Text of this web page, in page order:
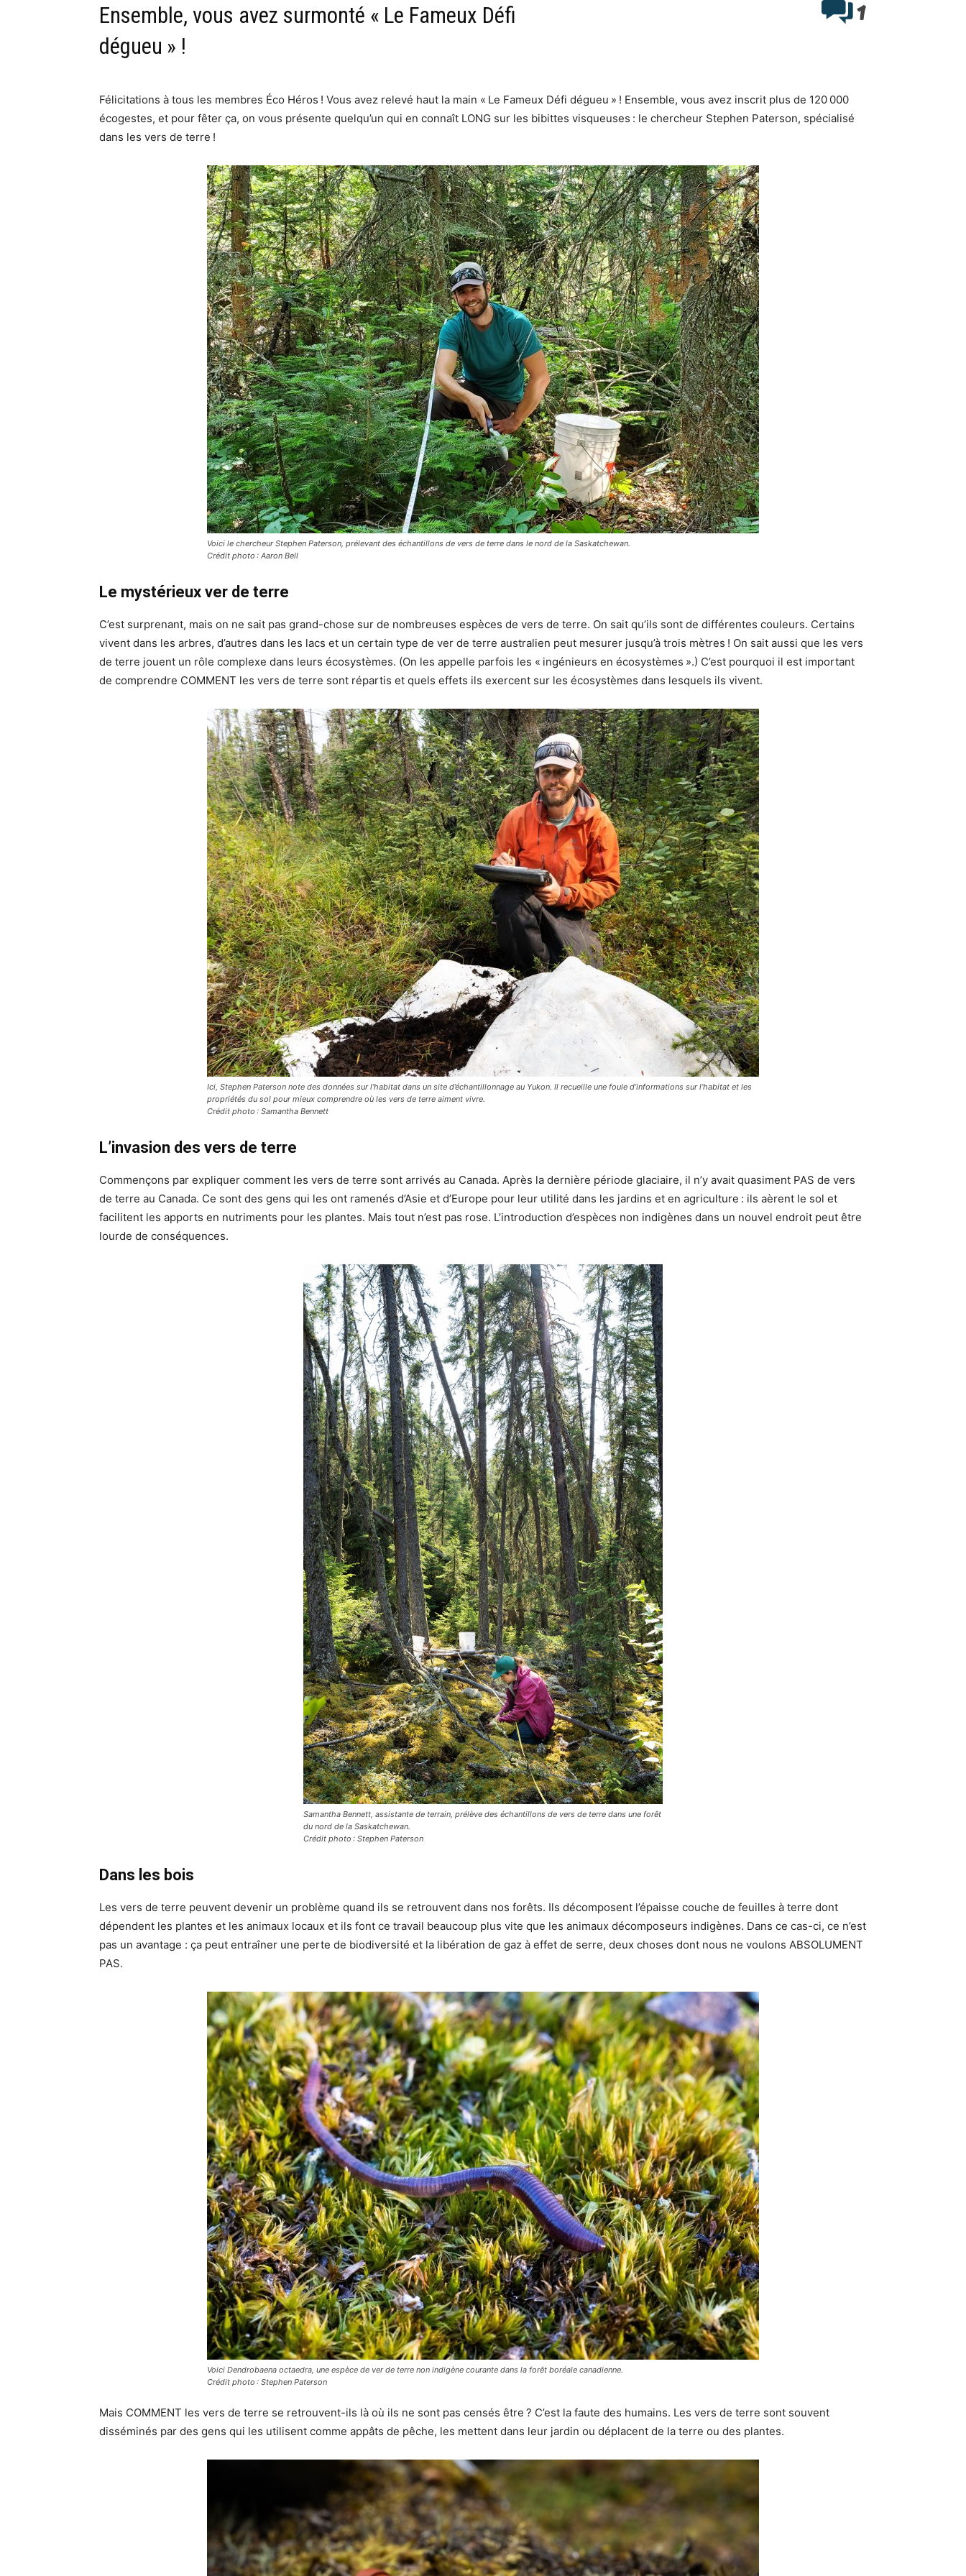
Ensemble, vous avez surmonté « Le Fameux Défi
dégueu » !
1
Félicitations à tous les membres Éco Héros ! Vous avez relevé haut la main « Le Fameux Défi dégueu » ! Ensemble, vous avez inscrit plus de 120 000
écogestes, et pour fêter ça, on vous présente quelqu’un qui en connaît LONG sur les bibittes visqueuses : le chercheur Stephen Paterson, spécialisé
dans les vers de terre !
Voici le chercheur Stephen Paterson, prélevant des échantillons de vers de terre dans le nord de la Saskatchewan.
Crédit photo : Aaron Bell
Le mystérieux ver de terre
C’est surprenant, mais on ne sait pas grand-chose sur de nombreuses espèces de vers de terre. On sait qu’ils sont de différentes couleurs. Certains
vivent dans les arbres, d’autres dans les lacs et un certain type de ver de terre australien peut mesurer jusqu’à trois mètres ! On sait aussi que les vers
de terre jouent un rôle complexe dans leurs écosystèmes. (On les appelle parfois les « ingénieurs en écosystèmes ».) C’est pourquoi il est important
de comprendre COMMENT les vers de terre sont répartis et quels effets ils exercent sur les écosystèmes dans lesquels ils vivent.
Ici, Stephen Paterson note des données sur l’habitat dans un site d’échantillonnage au Yukon. Il recueille une foule d’informations sur l’habitat et les
propriétés du sol pour mieux comprendre où les vers de terre aiment vivre.
Crédit photo : Samantha Bennett
L’invasion des vers de terre
Commençons par expliquer comment les vers de terre sont arrivés au Canada. Après la dernière période glaciaire, il n’y avait quasiment PAS de vers
de terre au Canada. Ce sont des gens qui les ont ramenés d’Asie et d’Europe pour leur utilité dans les jardins et en agriculture : ils aèrent le sol et
facilitent les apports en nutriments pour les plantes. Mais tout n’est pas rose. L’introduction d’espèces non indigènes dans un nouvel endroit peut être
lourde de conséquences.
Samantha Bennett, assistante de terrain, prélève des échantillons de vers de terre dans une forêt
du nord de la Saskatchewan.
Crédit photo : Stephen Paterson
Dans les bois
Les vers de terre peuvent devenir un problème quand ils se retrouvent dans nos forêts. Ils décomposent l’épaisse couche de feuilles à terre dont
dépendent les plantes et les animaux locaux et ils font ce travail beaucoup plus vite que les animaux décomposeurs indigènes. Dans ce cas-ci, ce n’est
pas un avantage : ça peut entraîner une perte de biodiversité et la libération de gaz à effet de serre, deux choses dont nous ne voulons ABSOLUMENT
PAS.
Voici Dendrobaena octaedra, une espèce de ver de terre non indigène courante dans la forêt boréale canadienne.
Crédit photo : Stephen Paterson
Mais COMMENT les vers de terre se retrouvent-ils là où ils ne sont pas censés être ? C’est la faute des humains. Les vers de terre sont souvent
disséminés par des gens qui les utilisent comme appâts de pêche, les mettent dans leur jardin ou déplacent de la terre ou des plantes.